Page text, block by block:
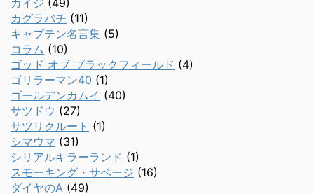
カイジ (49)
カグラバチ (11)
キャプテン名言集 (5)
コラム (10)
ゴッド オブ ブラックフィールド (4)
ゴリラーマン40 (1)
ゴールデンカムイ (40)
サツドウ (27)
サツリクルート (1)
シマウマ (31)
シリアルキラーランド (1)
スモーキング・サベージ (16)
ダイヤのA (49)